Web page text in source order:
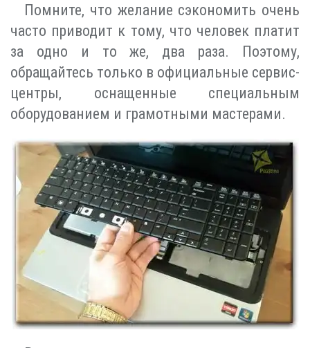
Помните, что желание сэкономить очень
часто приводит к тому, что человек платит
за одно и то же, два раза. Поэтому,
обращайтесь только в официальные сервис-
центры, оснащенные специальным
оборудованием и грамотными мастерами.